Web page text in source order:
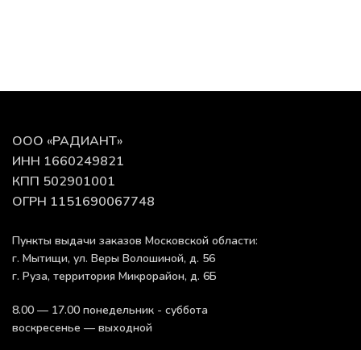
ООО «РАДИАНТ»
ИНН 1660249821
КПП 502901001
ОГРН 1151690067748
Пункты выдачи заказов Московской области:
г. Мытищи, ул. Веры Волошиной, д. 56
г. Руза, территория Микрорайон, д. 6Б
8.00 — 17.00 понедельник - суббота
воскресенье — выходной